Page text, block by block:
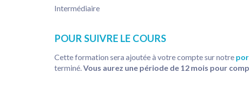
Intermédiaire
POUR SUIVRE LE COURS
Cette formation sera ajoutée à votre compte sur notre
terminé.Vous aurez une période de 12 mois pour